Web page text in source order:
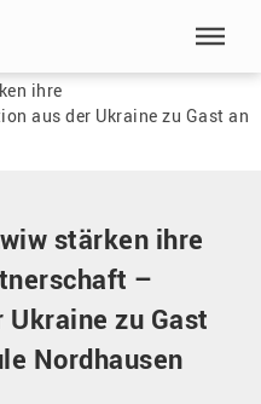
ihre
aus der Ukraine zu Gast an
stärken ihre
–
zu Gast
Nordhausen